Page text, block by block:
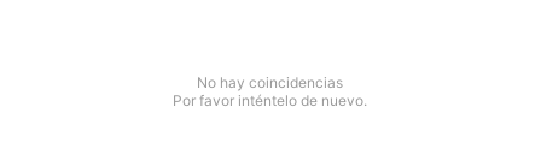
No hay coincidencias
Por favor inténtelo de nuevo.